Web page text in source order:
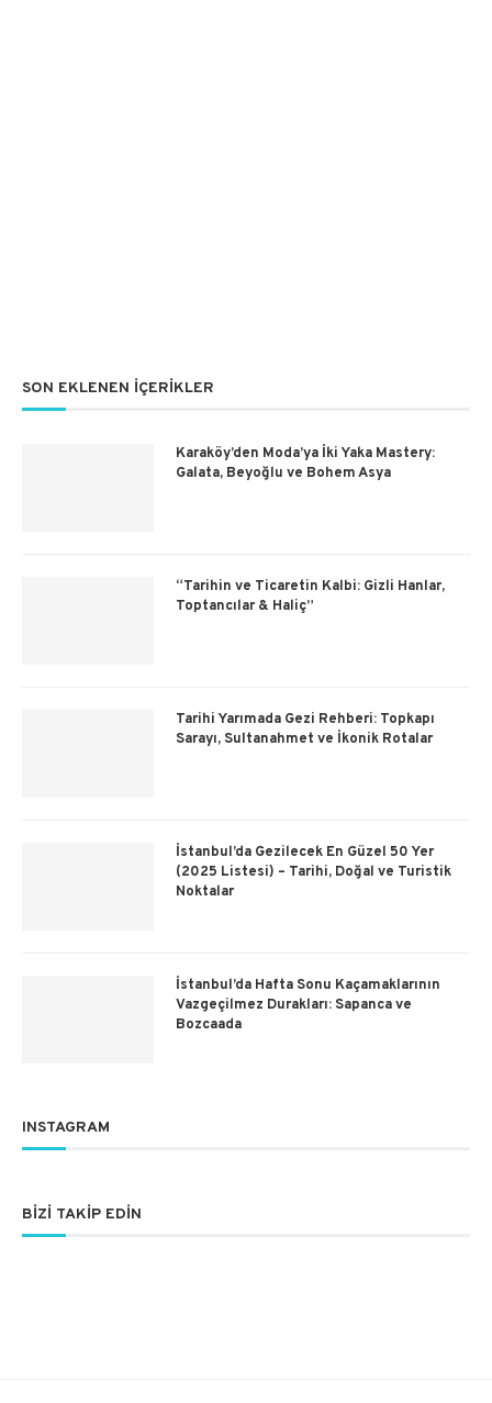
SON EKLENEN İÇERIKLER
Karaköy’den Moda’ya İki Yaka Mastery:
Galata, Beyoğlu ve Bohem Asya
“Tarihin ve Ticaretin Kalbi: Gizli Hanlar,
Toptancılar & Haliç”
Tarihi Yarımada Gezi Rehberi: Topkapı
Sarayı, Sultanahmet ve İkonik Rotalar
İstanbul’da Gezilecek En Güzel 50 Yer
(2025 Listesi) – Tarihi, Doğal ve Turistik
Noktalar
İstanbul’da Hafta Sonu Kaçamaklarının
Vazgeçilmez Durakları: Sapanca ve
Bozcaada
INSTAGRAM
BIZI TAKIP EDIN